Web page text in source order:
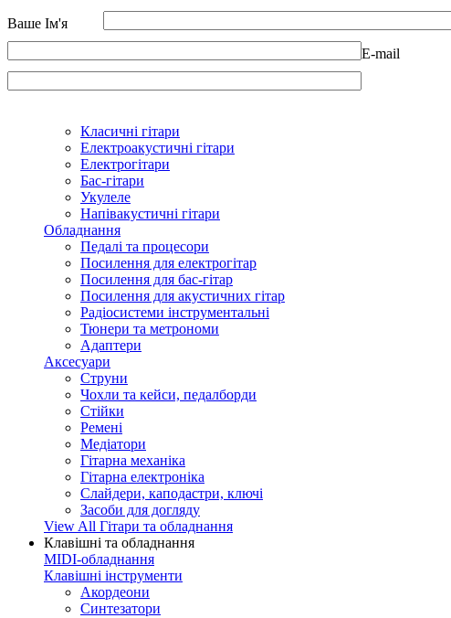
Ваше Ім'я
E-mail
Класичні гітари
Електроакустичні гітари
Електрогітари
Бас-гітари
Укулеле
Напівакустичні гітари
Обладнання
Педалі та процесори
Посилення для електрогітар
Посилення для бас-гітар
Посилення для акустичних гітар
Радіосистеми інструментальні
Тюнери та метрономи
Адаптери
Аксесуари
Струни
Чохли та кейси, педалборди
Стійки
Ремені
Медіатори
Гітарна механіка
Гітарна електроніка
Слайдери, каподастри, ключі
Засоби для догляду
View All Гітари та обладнання
Клавішні та обладнання
MIDI-обладнання
Клавішні інструменти
Акордеони
Синтезатори